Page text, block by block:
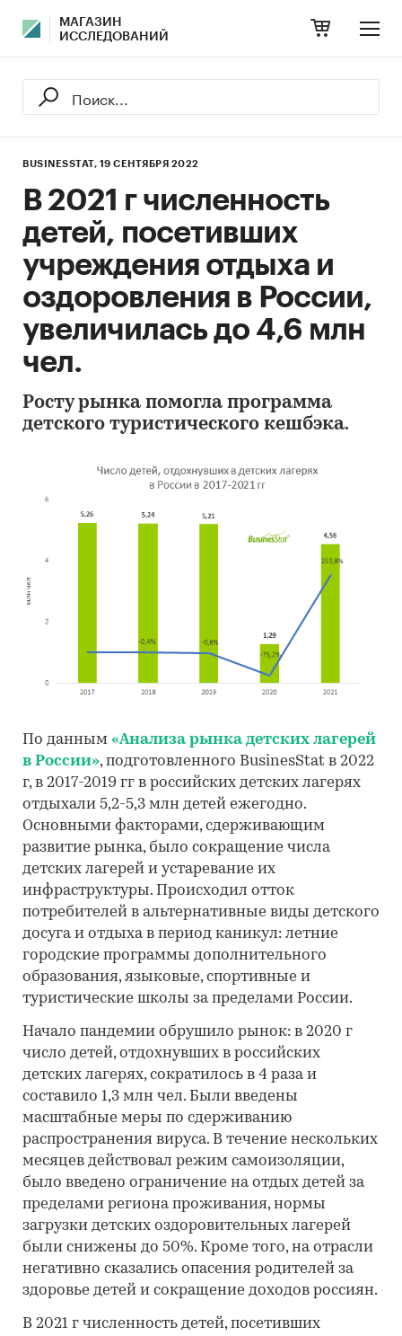
МАГАЗИН
ИССЛЕДОВАНИЙ
BUSINESSTAT, 19 СЕНТЯБРЯ 2022
В 2021 г численность
детей, посетивших
учреждения отдыха и
оздоровления в России,
увеличилась до 4,6 млн
чел.
Росту рынка помогла программа
детского туристического кешбэка.
По данным «Анализа рынка детских лагерей
в России», подготовленного BusinesStat в 2022
г, в 2017-2019 гг в российских детских лагерях
отдыхали 5,2-5,3 млн детей ежегодно.
Основными факторами, сдерживающим
развитие рынка, было сокращение числа
детских лагерей и устаревание их
инфраструктуры. Происходил отток
потребителей в альтернативные виды детского
досуга и отдыха в период каникул: летние
городские программы дополнительного
образования, языковые, спортивные и
туристические школы за пределами России.
Начало пандемии обрушило рынок: в 2020 г
число детей, отдохнувших в российских
детских лагерях, сократилось в 4 раза и
составило 1,3 млн чел. Были введены
масштабные меры по сдерживанию
распространения вируса. В течение нескольких
месяцев действовал режим самоизоляции,
было введено ограничение на отдых детей за
пределами региона проживания, нормы
загрузки детских оздоровительных лагерей
были снижены до 50%. Кроме того, на отрасли
негативно сказались опасения родителей за
здоровье детей и сокращение доходов россиян.
В 2021 г численность детей, посетивших